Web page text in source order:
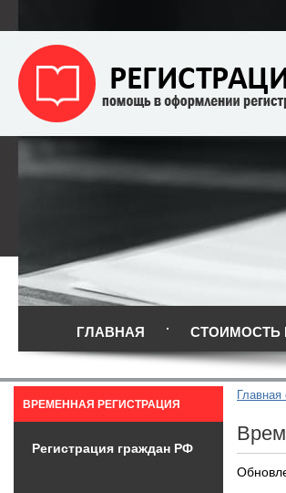
ГЛАВНАЯ СТОИМОСТЬ
Главная
ВРЕМЕННАЯ РЕГИСТРАЦИЯ
Регистрация граждан РФ